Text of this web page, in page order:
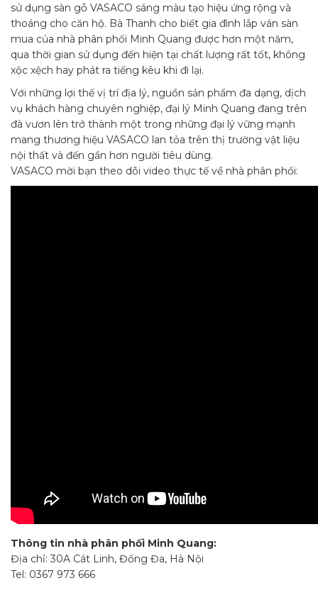
sử dụng sàn gỗ VASACO sáng màu tạo hiệu ứng rộng và
thoáng cho căn hộ. Bà Thanh cho biết gia đình lắp ván sàn
mua của nhà phân phối Minh Quang được hơn một năm,
qua thời gian sử dụng đến hiện tại chất lượng rất tốt, không
xộc xệch hay phát ra tiếng kêu khi đi lại.
Với những lợi thế vị trí địa lý, nguồn sản phẩm đa dạng, dịch
vụ khách hàng chuyên nghiệp, đại lý Minh Quang đang trên
đà vươn lên trở thành một trong những đại lý vững mạnh
mang thương hiệu VASACO lan tỏa trên thị trường vật liệu
nội thất và đến gần hơn người tiêu dùng.
VASACO mời bạn theo dõi video thực tế về nhà phân phối:
Thông tin nhà phân phối Minh Quang:
Địa chỉ: 30A Cát Linh, Đống Đa, Hà Nội
Tel: 0367 973 666